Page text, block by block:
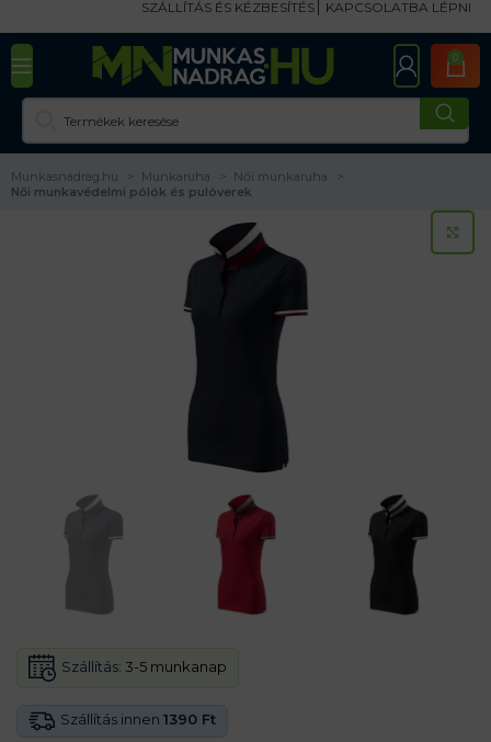
SZÁLLÍTÁS ÉS KÉZBESÍTÉS KAPCSOLATBA LÉPNI
0
Munkasnadrag.hu Munkaruha
Női munkaruha
Női munkavédelmi pólók és pulóverek
Szállítás innen 1390 Ft
Szállítás: 3-5 munkanap